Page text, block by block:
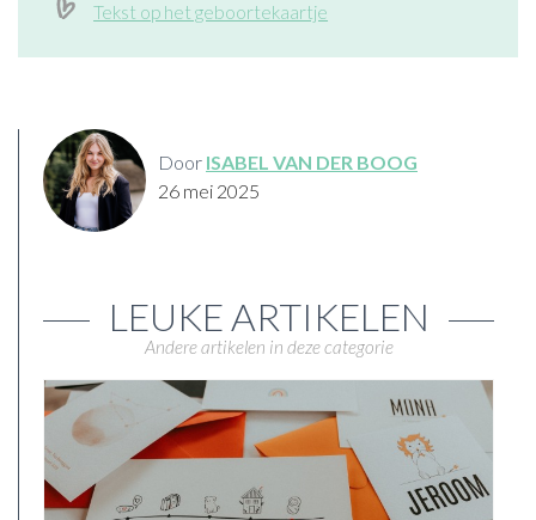
Tekst op het geboortekaartje
Door ISABEL VAN DER BOOG
26 mei 2025
LEUKE ARTIKELEN
Andere artikelen in deze categorie